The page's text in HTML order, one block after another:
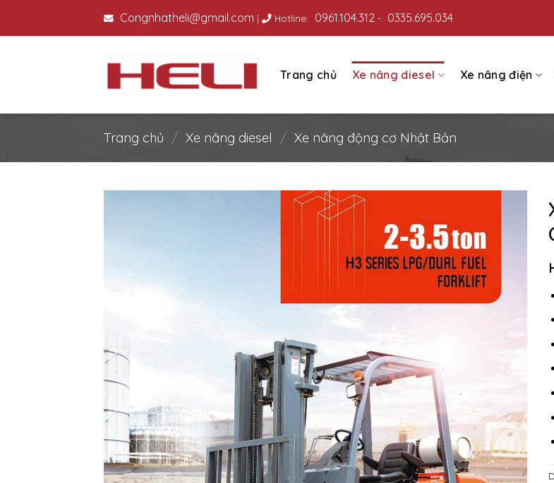
Congnhatheli@gmail.com | Hotline: 0961.104.312 - 0335.695.034
Trang chủ Xe nâng diesel Xe nâng điện
Trang chủ / Xe nâng diesel / Xe nâng động cơ Nhật Bản